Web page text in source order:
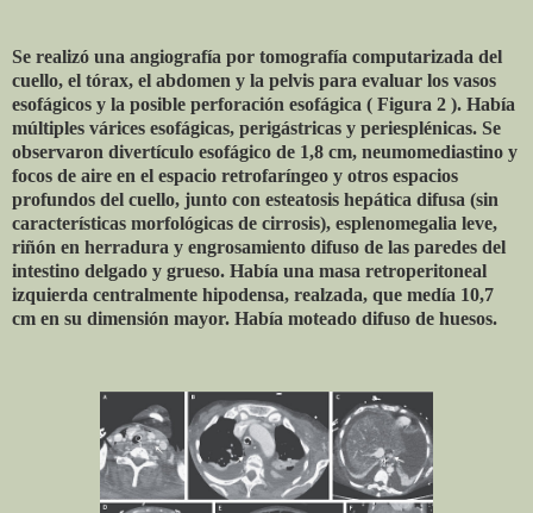
Se realizó una angiografía por tomografía computarizada del
cuello, el tórax, el abdomen y la pelvis para evaluar los vasos
esofágicos y la posible perforación esofágica ( Figura 2 ). Había
múltiples várices esofágicas, perigástricas y periesplénicas. Se
observaron divertículo esofágico de 1,8 cm, neumomediastino y
focos de aire en el espacio retrofaríngeo y otros espacios
profundos del cuello, junto con esteatosis hepática difusa (sin
características morfológicas de cirrosis), esplenomegalia leve,
riñón en herradura y engrosamiento difuso de las paredes del
intestino delgado y grueso. Había una masa retroperitoneal
izquierda centralmente hipodensa, realzada, que medía 10,7
cm en su dimensión mayor. Había moteado difuso de huesos.